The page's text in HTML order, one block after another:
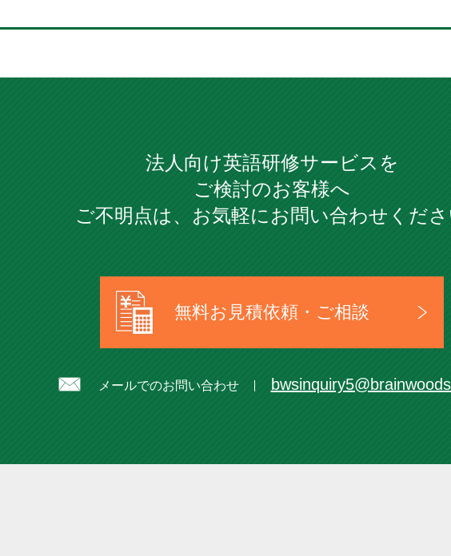
法人向け英語研修サービスを
ご検討のお客様へ
ご不明点は、お気軽にお問い合わせくだ
無料お見積依頼・ご相談
メールでのお問い合わせ